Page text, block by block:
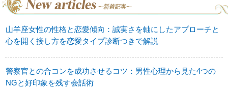
山羊座女性の性格と恋愛傾向：誠実さを軸にしたアプローチと
心を開く接し方を恋愛タイプ診断つきで解説
警察官との合コンを成功させるコツ：男性心理から見た4つの
NGと好印象を残す会話術